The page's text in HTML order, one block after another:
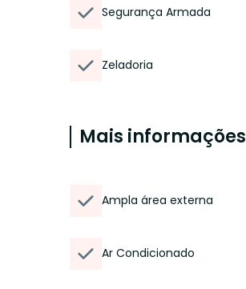
Segurança Armada
Zeladoria
Mais informações
Ampla área externa
Ar Condicionado